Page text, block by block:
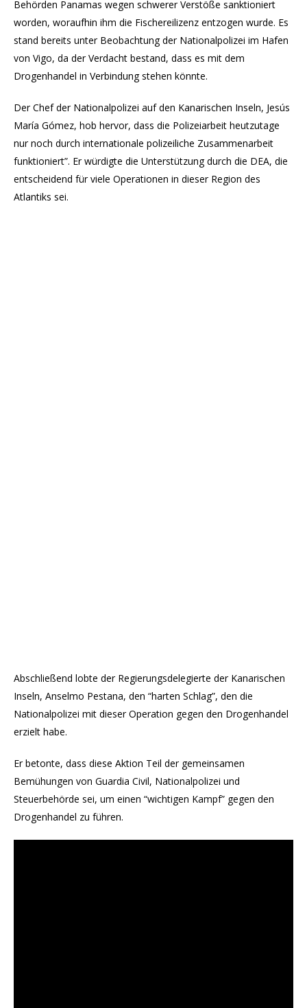
Behörden Panamas wegen schwerer Verstöße sanktioniert
worden, woraufhin ihm die Fischereilizenz entzogen wurde. Es
stand bereits unter Beobachtung der Nationalpolizei im Hafen
von Vigo, da der Verdacht bestand, dass es mit dem
Drogenhandel in Verbindung stehen könnte.
Der Chef der Nationalpolizei auf den Kanarischen Inseln, Jesús
María Gómez, hob hervor, dass die Polizeiarbeit heutzutage
nur noch durch internationale polizeiliche Zusammenarbeit
funktioniert”. Er würdigte die Unterstützung durch die DEA, die
entscheidend für viele Operationen in dieser Region des
Atlantiks sei.
Abschließend lobte der Regierungsdelegierte der Kanarischen
Inseln, Anselmo Pestana, den “harten Schlag”, den die
Nationalpolizei mit dieser Operation gegen den Drogenhandel
erzielt habe.
Er betonte, dass diese Aktion Teil der gemeinsamen
Bemühungen von Guardia Civil, Nationalpolizei und
Steuerbehörde sei, um einen “wichtigen Kampf” gegen den
Drogenhandel zu führen.